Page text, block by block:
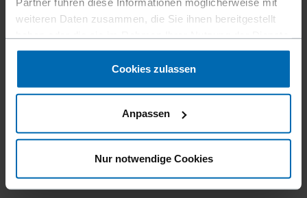
weiteren Daten zusammen, die Sie ihnen bereitgestellt
gesammelt haben.
Cookies zulassen
Anpassen
Nur notwendige Cookies
Datenschutzbestimmungen